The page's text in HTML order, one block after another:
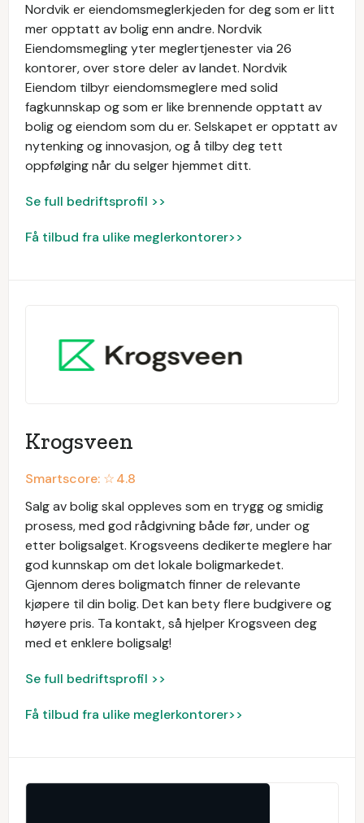
Nordvik er eiendomsmeglerkjeden for deg som er litt
mer opptatt av bolig enn andre. Nordvik
Eiendomsmegling yter meglertjenester via 26
kontorer, over store deler av landet. Nordvik
Eiendom tilbyr eiendomsmeglere med solid
fagkunnskap og som er like brennende opptatt av
bolig og eiendom som du er. Selskapet er opptatt av
nytenking og innovasjon, og å tilby deg tett
oppfølging når du selger hjemmet ditt.
Se full bedriftsprofil >>
Få tilbud fra ulike meglerkontorer>>
Krogsveen
Smartscore: ☆4.8
Salg av bolig skal oppleves som en trygg og smidig
prosess, med god rådgivning både før, under og
etter boligsalget. Krogsveens dedikerte meglere har
god kunnskap om det lokale boligmarkedet.
Gjennom deres boligmatch finner de relevante
kjøpere til din bolig. Det kan bety flere budgivere og
høyere pris. Ta kontakt, så hjelper Krogsveen deg
med et enklere boligsalg!
Se full bedriftsprofil >>
Få tilbud fra ulike meglerkontorer>>